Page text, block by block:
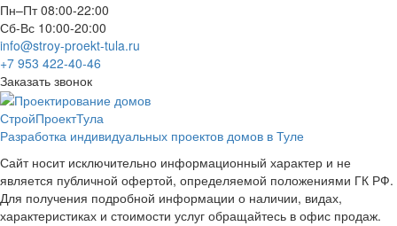
Пн–Пт 08:00-22:00
Сб-Вс 10:00-20:00
info@stroy-proekt-tula.ru
+7 953 422-40-46
Заказать звонок
СтройПроектТула
Разработка индивидуальных проектов домов в Туле
Сайт носит исключительно информационный характер и не
является публичной офертой, определяемой положениями ГК РФ.
Для получения подробной информации о наличии, видах,
характеристиках и стоимости услуг обращайтесь в офис продаж.